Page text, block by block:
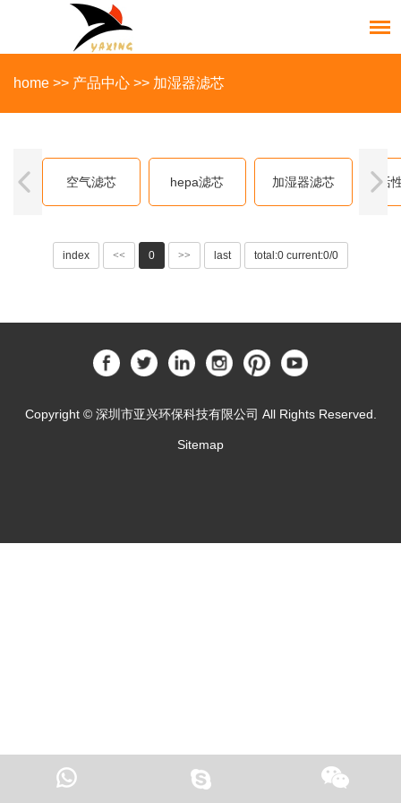
home >> 产品中心 >> 加湿器滤芯
空气滤芯 hepa滤芯 加湿器滤芯 活
index << 0 >> last total:0 current:0/0
Copyright © 深圳市亚兴环保科技有限公司 All Rights Reserved.
Sitemap